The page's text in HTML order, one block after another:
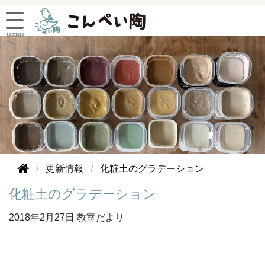
更新情報 化粧土のグラデーション
化粧土のグラデーション
2018年2月27日 教室だより